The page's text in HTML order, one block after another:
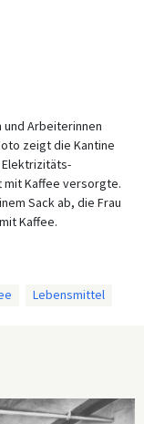
Arbeiterinnen
zeigt die Kantine
Elektrizitäts-
mit Kaffee versorgte.
Sack ab, die Frau
Kaffee.
Lebensmittel